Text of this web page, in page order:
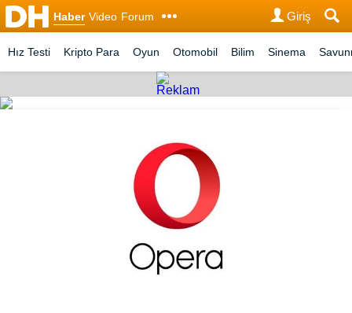
Haber Video Forum Giriş
Hız Testi Kripto Para Oyun Otomobil Bilim Sinema